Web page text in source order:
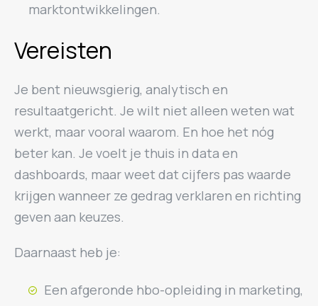
marktontwikkelingen.
Vereisten
Je bent nieuwsgierig, analytisch en
resultaatgericht. Je wilt niet alleen weten wat
werkt, maar vooral waarom. En hoe het nóg
beter kan. Je voelt je thuis in data en
dashboards, maar weet dat cijfers pas waarde
krijgen wanneer ze gedrag verklaren en richting
geven aan keuzes.
Daarnaast heb je:
Een afgeronde hbo-opleiding in marketing,